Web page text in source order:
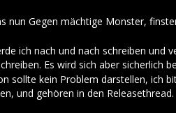
nun Gegen mächtige Monster,
ich nach und nach schreiben und
Es wird sich aber sicherlich
sollte kein Problem darstellen, ich
und gehören in den Releasethread.